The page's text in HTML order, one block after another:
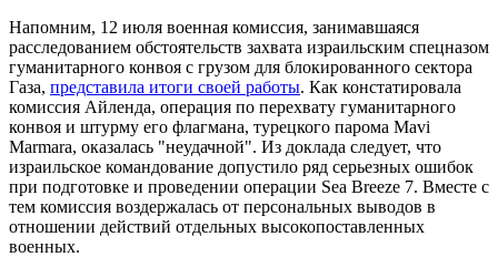
Напомним, 12 июля военная комиссия, занимавшаяся
расследованием обстоятельств захвата израильским спецназом
гуманитарного конвоя с грузом для блокированного сектора
Газа, представила итоги своей работы. Как констатировала
комиссия Айленда, операция по перехвату гуманитарного
конвоя и штурму его флагмана, турецкого парома Mavi
Marmara, оказалась "неудачной". Из доклада следует, что
израильское командование допустило ряд серьезных ошибок
при подготовке и проведении операции Sea Breeze 7. Вместе с
тем комиссия воздержалась от персональных выводов в
отношении действий отдельных высокопоставленных
военных.